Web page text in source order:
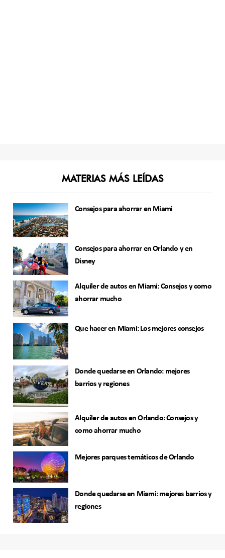
MATERIAS MÁS LEÍDAS
Consejos para ahorrar en Miami
Consejos para ahorrar en Orlando y en
Disney
Alquiler de autos en Miami: Consejos y como
ahorrar mucho
Que hacer en Miami: Los mejores consejos
Donde quedarse en Orlando: mejores
barrios y regiones
Alquiler de autos en Orlando: Consejos y
como ahorrar mucho
Mejores parques temáticos de Orlando
Donde quedarse en Miami: mejores barrios y
regiones